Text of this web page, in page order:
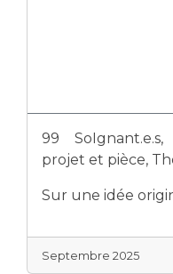
99
projet et pièce,
Sur une idée
Septembre 2025